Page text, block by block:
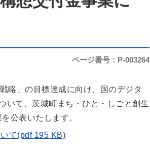
ページ番号：P-003264
略」の目標達成に向け、国のデジタ
いて、茨城町まち・ひと・しごと創生
公表いたします。
て(pdf 195 KB)